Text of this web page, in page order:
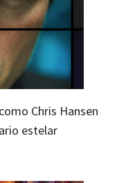
Chris Hansen
estelar